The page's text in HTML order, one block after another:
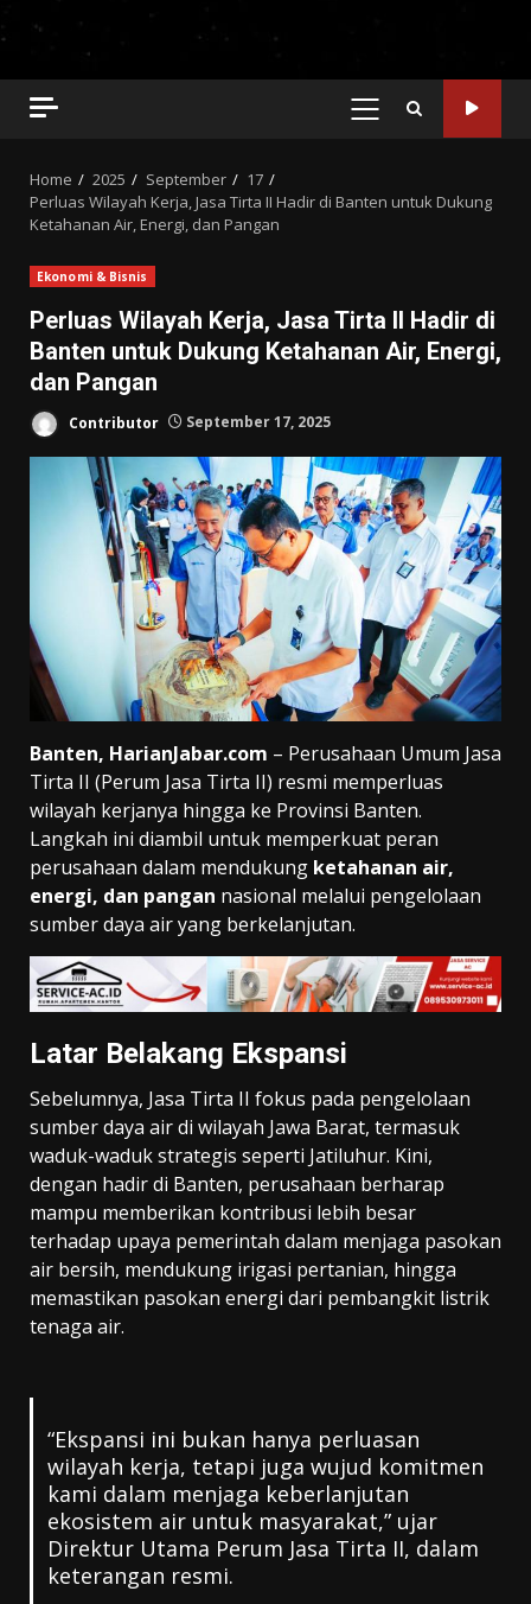
PRIMARY
Home 2025 September
17
Perluas Wilayah Kerja, Jasa Tirta II Hadir di Banten untuk Dukung
Ketahanan Air, Energi, dan Pangan
Ekonomi & Bisnis
Perluas Wilayah Kerja, Jasa Tirta II Hadir di
Banten untuk Dukung Ketahanan Air, Energi,
dan Pangan
Contributor September 17, 2025
Banten, HarianJabar.com – Perusahaan Umum Jasa
Tirta II (Perum Jasa Tirta II) resmi memperluas
wilayah kerjanya hingga ke Provinsi Banten.
Langkah ini diambil untuk memperkuat peran
perusahaan dalam mendukung ketahanan air,
energi, dan pangan nasional melalui pengelolaan
sumber daya air yang berkelanjutan.
Latar Belakang Ekspansi
Sebelumnya, Jasa Tirta II fokus pada pengelolaan
sumber daya air di wilayah Jawa Barat, termasuk
waduk-waduk strategis seperti Jatiluhur. Kini,
dengan hadir di Banten, perusahaan berharap
mampu memberikan kontribusi lebih besar
terhadap upaya pemerintah dalam menjaga pasokan
air bersih, mendukung irigasi pertanian, hingga
memastikan pasokan energi dari pembangkit listrik
tenaga air.
“Ekspansi ini bukan hanya perluasan
wilayah kerja, tetapi juga wujud komitmen
kami dalam menjaga keberlanjutan
ekosistem air untuk masyarakat,” ujar
Direktur Utama Perum Jasa Tirta II, dalam
keterangan resmi.